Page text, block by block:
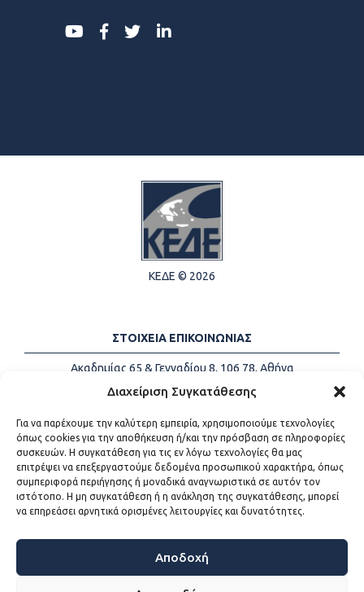
Διαχείριση Συγκατάθεσης
Για να παρέχουμε την καλύτερη εμπειρία, χρησιμοποιούμε τεχνολογίες
όπως cookies για την αποθήκευση ή/και την πρόσβαση σε πληροφορίες
συσκευών. Η συγκατάθεση για τις εν λόγω τεχνολογίες θα μας
επιτρέψει να επεξεργαστούμε δεδομένα προσωπικού χαρακτήρα, όπως
συμπεριφορά περιήγησης ή μοναδικά αναγνωριστικά σε αυτόν τον
ιστότοπο. Η μη συγκατάθεση ή η ανάκληση της συγκατάθεσης, μπορεί
να επηρεάσει αρνητικά ορισμένες λειτουργίες και δυνατότητες.
Αποδοχή
ΚΕΔΕ © 2026
ΣΤΟΙΧΕΙΑ ΕΠΙΚΟΙΝΩΝΙΑΣ
Ακαδημίας 65 & Γενναδίου 8, 106 78, Αθήνα
Τηλέφωνα:
+30 213-2147500
Email:
info@kede.gr
ΧΡΗΣΙΜΟΙ ΣΥΝΔΕΣΜΟΙ
Η ΚΕΔΕ
Sitemap
Προσβασιμότητα
Όροι χρήσης